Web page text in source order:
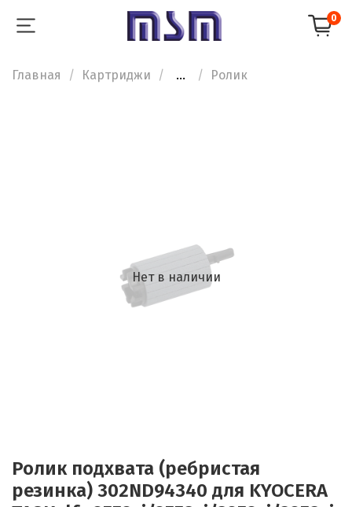
0
Главная Картриджи ... Ролик
Нет в наличии
Ролик подхвата (ребристая
резинка) 302ND94340 для KYOCERA